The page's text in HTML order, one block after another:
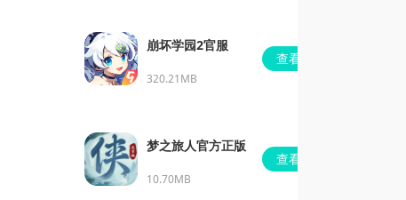
崩坏学园2官服
320.21MB
查看
梦之旅人官方正版
10.70MB
查看